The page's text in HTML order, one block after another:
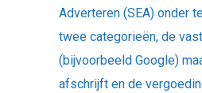
Adverteren (SEA) onder
twee categorieën, de
(bijvoorbeeld Google)
afschrijft en de